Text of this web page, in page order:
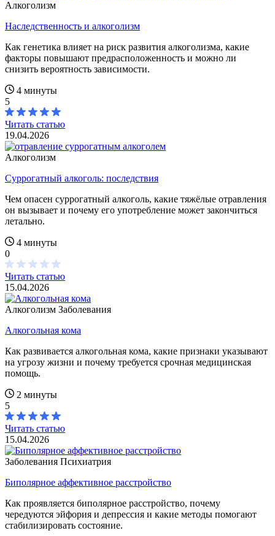
Алкоголизм
Наследственность и алкоголизм
Как генетика влияет на риск развития алкоголизма, какие
факторы повышают предрасположенность и можно ли
снизить вероятность зависимости.
4 минуты
5
Читать статью
19.04.2026
Алкоголизм
Суррогатный алкоголь: последствия
Чем опасен суррогатный алкоголь, какие тяжёлые отравления
он вызывает и почему его употребление может закончиться
летально.
4 минуты
0
Читать статью
15.04.2026
Алкоголизм Заболевания
Алкогольная кома
Как развивается алкогольная кома, какие признаки указывают
на угрозу жизни и почему требуется срочная медицинская
помощь.
2 минуты
5
Читать статью
15.04.2026
Заболевания Психиатрия
Биполярное аффективное расстройство
Как проявляется биполярное расстройство, почему
чередуются эйфория и депрессия и какие методы помогают
стабилизировать состояние.